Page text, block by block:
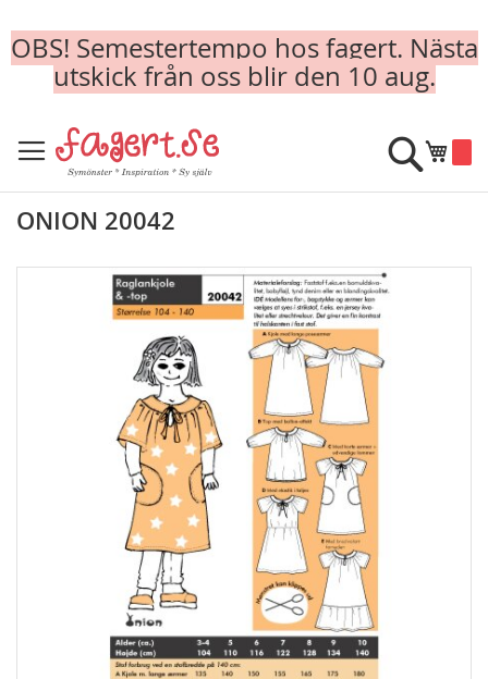
OBS! Semestertempo hos fagert. Nästa
utskick från oss blir den 10 aug.
to
Content
Min
Sök
ONION 20042